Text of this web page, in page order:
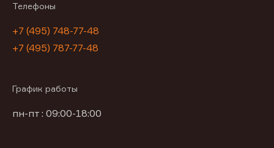
Телефоны
+7 (495) 748-77-48
+7 (495) 787-77-48
График работы
пн-пт : 09:00-18:00